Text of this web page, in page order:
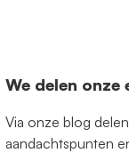
We delen onze
Via onze blog
aandachtspunten